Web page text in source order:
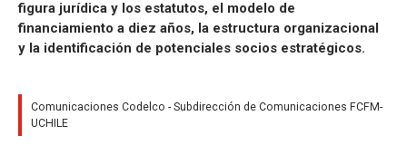
figura jurídica y los estatutos, el modelo de
financiamiento a diez años, la estructura organizacional
y la identificación de potenciales socios estratégicos.
Comunicaciones Codelco - Subdirección de Comunicaciones FCFM-
UCHILE